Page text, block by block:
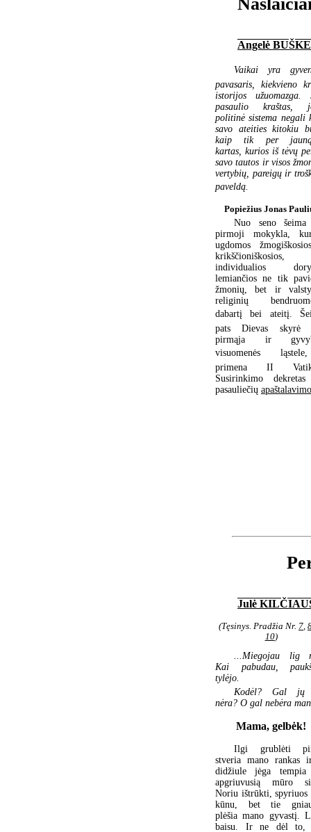
Angelė
Vaikai yra
pavasaris, kiekvieno
istorijos užuomazga.
pasaulio kraštas,
politinė sistema negali
savo ateities kitokiu
kaip tik per
kartas, kurios iš tėvų
savo tautos ir visos
vertybių, pareigų ir
paveldą.
Popiežius Jonas
Nuo seno
pirmoji mokykla,
ugdomos
krikščioniškosios,
individualios
lemiančios ne tik
žmonių, bet ir
religinių
dabartį bei ateitį.
pats Dievas skyrė
pirmąja ir
visuomenės
primena II
Susirinkimo
pasauliečių apaštalavimo
Julė
(Tęsinys. Pradžia Nr. 7
10)
...Miegojau lig
Kai pabudau,
tylėjo.
Kodėl? Gal jų
nėra? O gal nebėra
Mama, gelbėk!
Ilgi grublėti
stveria mano rankas
didžiule jėga tempia
apgriuvusią mūro
Noriu ištrūkti, spyriuos
kūnu, bet tie
plėšia mano gyvastį.
baisu. Ir ne dėl to,